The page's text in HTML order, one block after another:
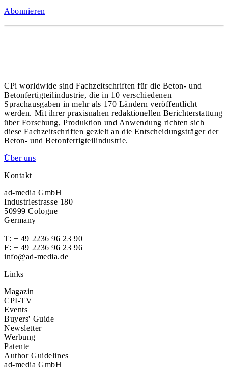
Abonnieren
CPi worldwide sind Fachzeitschriften für die Beton- und
Betonfertigteilindustrie, die in 10 verschiedenen
Sprachausgaben in mehr als 170 Ländern veröffentlicht
werden. Mit ihrer praxisnahen redaktionellen Berichterstattung
über Forschung, Produktion und Anwendung richten sich
diese Fachzeitschriften gezielt an die Entscheidungsträger der
Beton- und Betonfertigteilindustrie.
Über uns
Kontakt
ad-media GmbH
Industriestrasse 180
50999 Cologne
Germany
T: + 49 2236 96 23 90
F: + 49 2236 96 23 96
info@ad-media.de
Links
Magazin
CPI-TV
Events
Buyers' Guide
Newsletter
Werbung
Patente
Author Guidelines
ad-media GmbH